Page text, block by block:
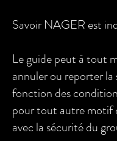
Savoir NAGER est
Le guide peut à tout
annuler ou reporter la
fonction des
pour tout autre motif
avec la sécurité du